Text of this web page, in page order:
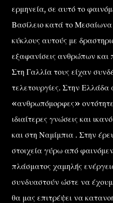
ερμηνεία, σε αυτό το
Βασίλειο κατά το Μεσαίωνα
κύκλους αυτούς με
εξαφανίσεις ανθρώπων και
Στη Γαλλία τους είχαν
τελετουργίες. Στην
«ανθρωπόμορφες»
ιδιαίτερες γνώσεις και
και στη Ναμίμπια . Στην
στοιχεία γύρω από
πλάσματος χαμηλής
συνδυαστούν ώστε να
θα μας επιτρέψει να